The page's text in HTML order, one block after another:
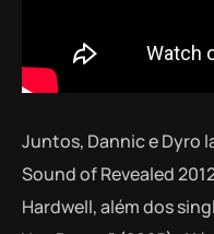
Juntos, Dannic e Dyro
Sound of Revealed
Hardwell, além dos